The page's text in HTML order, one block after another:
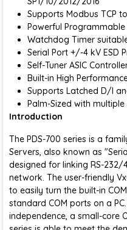
Supports Modbus TCP
Powerful Programmable
Watchdog Timer
Serial Port +/-4 kV ESD
Self-Tuner ASIC
Built-in High
Supports Latched D/I
Palm-Sized with multiple
Introduction
The PDS-700 series is a
Servers, also known as
designed for linking RS-
network. The user-friendly
to easily turn the built-in
standard COM ports on a
independence, a small-core